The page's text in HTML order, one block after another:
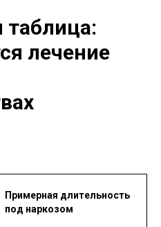
таблица:
лечение
Примерная длительность
под наркозом